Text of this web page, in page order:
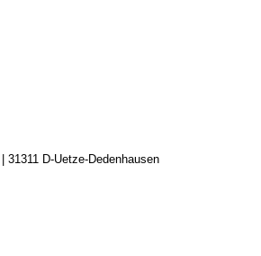
D-Uetze-Dedenhausen